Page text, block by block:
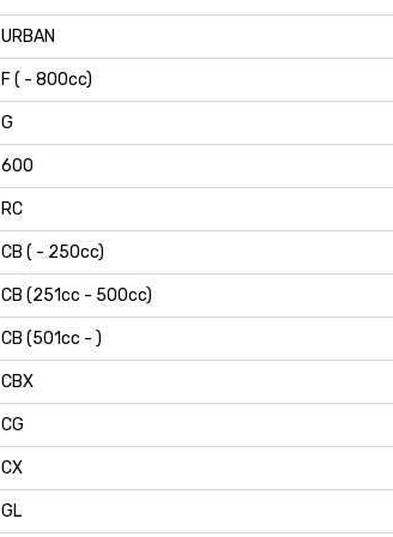
URBAN
F ( - 800cc)
G
600
RC
CB ( - 250cc)
CB (251cc - 500cc)
CB (501cc - )
CBX
CG
CX
GL